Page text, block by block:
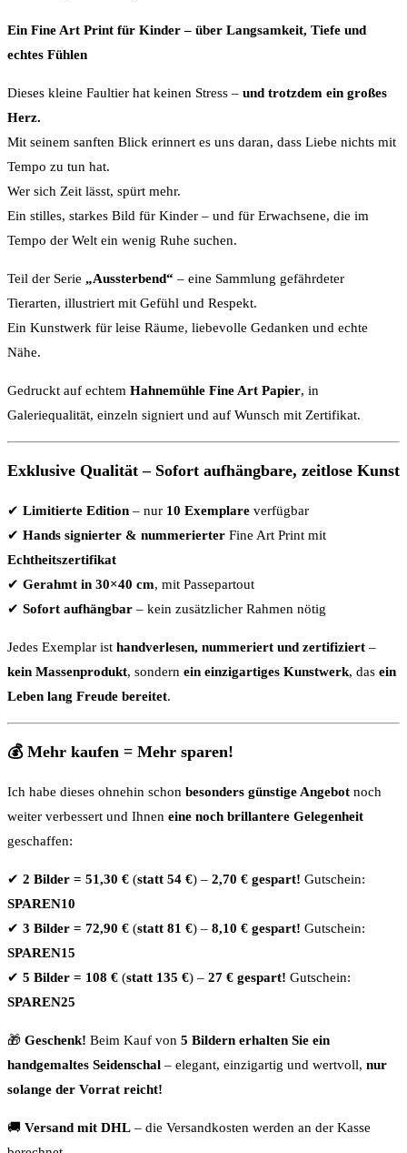
Ein Fine Art Print für Kinder – über Langsamkeit, Tiefe und
echtes Fühlen
Dieses kleine Faultier hat keinen Stress – und trotzdem ein großes
Herz.
Mit seinem sanften Blick erinnert es uns daran, dass Liebe nichts mit
Tempo zu tun hat.
Wer sich Zeit lässt, spürt mehr.
Ein stilles, starkes Bild für Kinder – und für Erwachsene, die im
Tempo der Welt ein wenig Ruhe suchen.
Teil der Serie „Aussterbend“ – eine Sammlung gefährdeter
Tierarten, illustriert mit Gefühl und Respekt.
Ein Kunstwerk für leise Räume, liebevolle Gedanken und echte
Nähe.
Gedruckt auf echtem Hahnemühle Fine Art Papier, in
Galeriequalität, einzeln signiert und auf Wunsch mit Zertifikat.
Exklusive Qualität – Sofort aufhängbare, zeitlose Kunst
✔ Limitierte Edition – nur 10 Exemplare verfügbar
✔ Hands signierter & nummerierter Fine Art Print mit
Echtheitszertifikat
✔ Gerahmt in 30×40 cm, mit Passepartout
✔ Sofort aufhängbar – kein zusätzlicher Rahmen nötig
Jedes Exemplar ist handverlesen, nummeriert und zertifiziert –
kein Massenprodukt, sondern ein einzigartiges Kunstwerk, das ein
Leben lang Freude bereitet.
💰 Mehr kaufen = Mehr sparen!
Ich habe dieses ohnehin schon besonders günstige Angebot noch
weiter verbessert und Ihnen eine noch brillantere Gelegenheit
geschaffen:
✔ 2 Bilder = 51,30 € (statt 54 €) – 2,70 € gespart! Gutschein:
SPAREN10
✔ 3 Bilder = 72,90 € (statt 81 €) – 8,10 € gespart! Gutschein:
SPAREN15
✔ 5 Bilder = 108 € (statt 135 €) – 27 € gespart! Gutschein:
SPAREN25
🎁 Geschenk! Beim Kauf von 5 Bildern erhalten Sie ein
handgemaltes Seidenschal – elegant, einzigartig und wertvoll, nur
solange der Vorrat reicht!
🚚 Versand mit DHL – die Versandkosten werden an der Kasse